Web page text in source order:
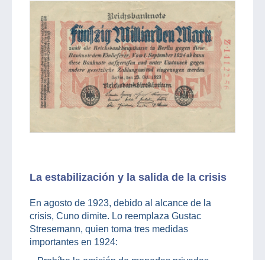
La estabilización y la salida de la crisis
En agosto de 1923, debido al alcance de la
crisis, Cuno dimite. Lo reemplaza Gustac
Stresemann, quien toma tres medidas
importantes en 1924: